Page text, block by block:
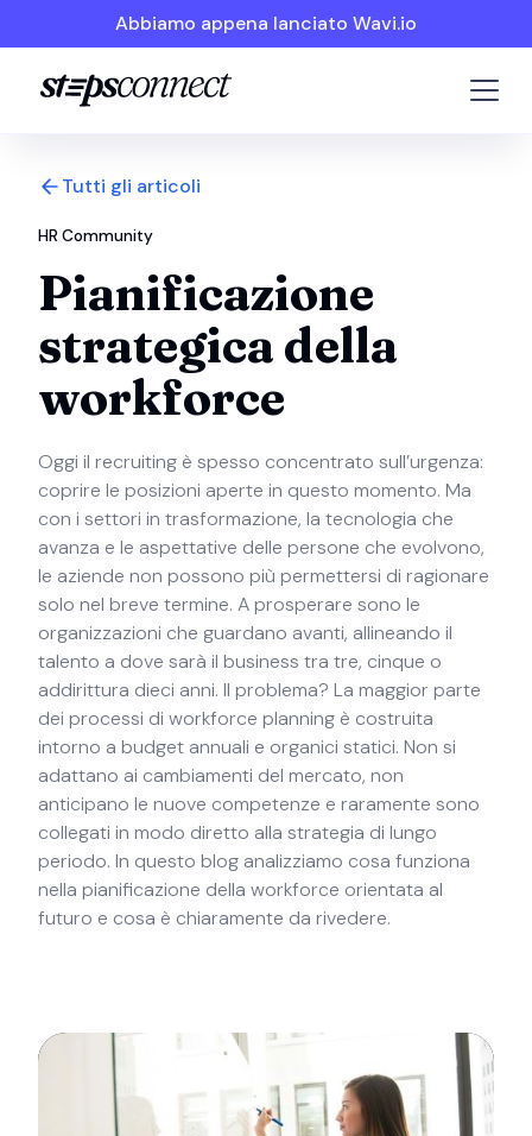
Abbiamo appena lanciato Wavi.io
Tutti gli articoli
HR Community
Pianificazione
strategica della
workforce
Oggi il recruiting è spesso concentrato sull’urgenza:
coprire le posizioni aperte in questo momento. Ma
con i settori in trasformazione, la tecnologia che
avanza e le aspettative delle persone che evolvono,
le aziende non possono più permettersi di ragionare
solo nel breve termine. A prosperare sono le
organizzazioni che guardano avanti, allineando il
talento a dove sarà il business tra tre, cinque o
addirittura dieci anni. Il problema? La maggior parte
dei processi di workforce planning è costruita
intorno a budget annuali e organici statici. Non si
adattano ai cambiamenti del mercato, non
anticipano le nuove competenze e raramente sono
collegati in modo diretto alla strategia di lungo
periodo. In questo blog analizziamo cosa funziona
nella pianificazione della workforce orientata al
futuro e cosa è chiaramente da rivedere.